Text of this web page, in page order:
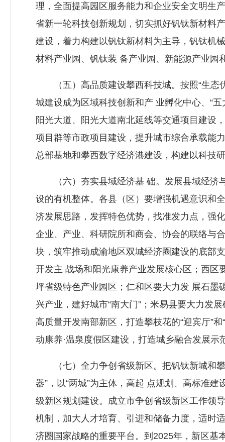
理，全面提高园区服务能力和企业安全文明生
省新一轮科技创新规划，切实抓好钒钛新材料
建设，着力构建以钒钛新材料为主导，钒钛机
材料产业园、钒钛装 备产业园、新能源产业园
（五）高品质建设攀西科技城。按照“生态
城建设成为区域科技创新和产 业孵化中心、“
阳光大道、阳光大道南北延线等交通项目建设
项目群等市政项目建设，提升城市综合承载能
总部基地和攀西数字经济港建设，构建以科技
（六）夯实县域经济基 础。发展县域经济与
设的有机整体。各县（区）要增强机遇意识和
济发展思路，发挥特色优势，找准发力点，强
企业、产业、科研院所和商会、协会的联络与
块，筑牢推动成渝地区双城经济圈建设的底部
开发主 战场和阳光康养产业发展核心区；西
坪省级特色产业园区；仁和区要大力发 展石
兴产业，建好城市“南大门”；米易县要大力发
高质量开发南部新区，打造攀枝花的“迎宾厅”
动康养·温泉度假区建设，打造城乡融合发展示
（七）全力争创省级新区。把钒钛新城和攀
器”，以“两城”为主体，高起 点规划、高标准
级新区规划建设。成立市争创省级新区工作领
机制，加大人才培育、引进和储备力度，适时
济圈国家战略的重要平台。到2025年，新区基